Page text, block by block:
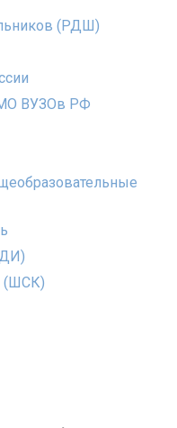
(РДШ)
ВУЗОв РФ
(ШСК)